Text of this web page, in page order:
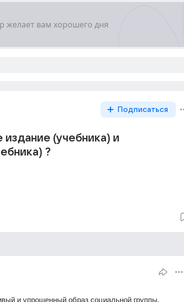
Подписаться
(учебника) и
?
и упрощенный образ социальной группы,